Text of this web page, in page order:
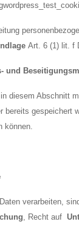
Art. 6 (1) lit. f
und
diesem Abschnitt
bereits
können.
verarbeiten,
, Recht auf